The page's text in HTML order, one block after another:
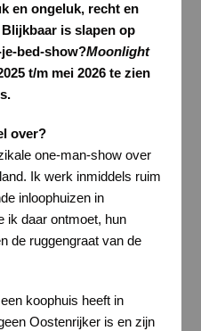
en ongeluk, recht en
is slapen op
bed-show?Moonlight
t/m mei 2026 te zien
over?
one-man-show over
Ik werk inmiddels ruim
inloophuizen in
ik daar ontmoet, hun
de ruggengraat van de
koophuis heeft in
Oostenrijker is en zijn